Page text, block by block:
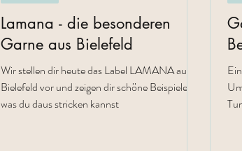
Lamana - die besonderen
Garne aus Bielefeld
Wir stellen dir heute das Label LAMANA aus
Bielefeld vor und zeigen dir schöne Beispiele,
was du daus stricken kannst